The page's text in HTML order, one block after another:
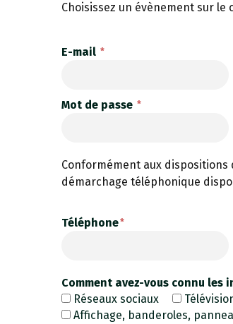
Choisissez un évènement sur le
E-mail
Mot de passe
Conformément aux
démarchage téléphonique
Téléphone
Comment avez-vous connu
Réseaux sociaux
Affichage, banderoles,